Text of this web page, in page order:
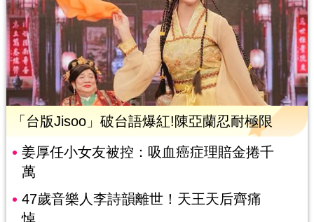
「台版Jisoo」破台語爆紅!陳亞蘭忍耐極限
姜厚任小女友被控：吸血癌症理賠金捲千
萬
47歲音樂人李詩韻離世！天王天后齊痛
悼